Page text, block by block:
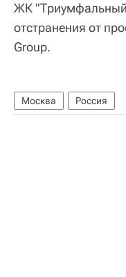
ЖК
отстранения от
Group.
Москва Россия